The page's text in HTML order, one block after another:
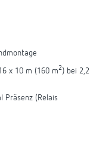
x 10 m (160 m2) bei 2,2
Präsenz (Relais